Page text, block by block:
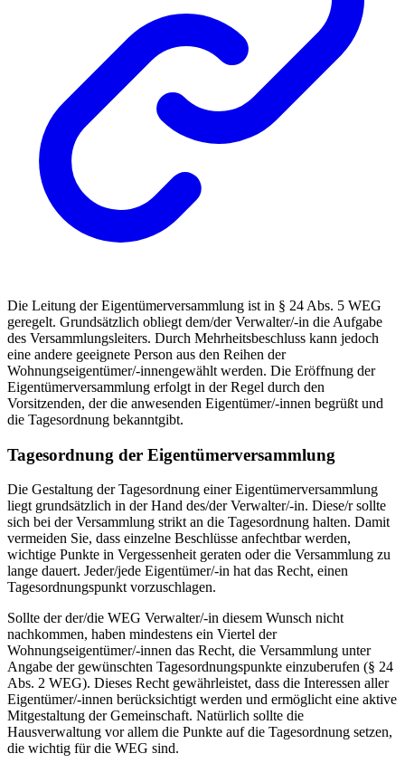
Die Leitung der Eigentümerversammlung ist in § 24 Abs. 5 WEG
geregelt. Grundsätzlich obliegt dem/der Verwalter/-in die Aufgabe
des Versammlungsleiters. Durch Mehrheitsbeschluss kann jedoch
eine andere geeignete Person aus den Reihen der
Wohnungseigentümer/-innengewählt werden. Die Eröffnung der
Eigentümerversammlung erfolgt in der Regel durch den
Vorsitzenden, der die anwesenden Eigentümer/-innen begrüßt und
die Tagesordnung bekanntgibt.
Tagesordnung der Eigentümerversammlung
Die Gestaltung der Tagesordnung einer Eigentümerversammlung
liegt grundsätzlich in der Hand des/der Verwalter/-in. Diese/r sollte
sich bei der Versammlung strikt an die Tagesordnung halten. Damit
vermeiden Sie, dass einzelne Beschlüsse anfechtbar werden,
wichtige Punkte in Vergessenheit geraten oder die Versammlung zu
lange dauert. Jeder/jede Eigentümer/-in hat das Recht, einen
Tagesordnungspunkt vorzuschlagen.
Sollte der der/die WEG Verwalter/-in diesem Wunsch nicht
nachkommen, haben mindestens ein Viertel der
Wohnungseigentümer/-innen das Recht, die Versammlung unter
Angabe der gewünschten Tagesordnungspunkte einzuberufen (§ 24
Abs. 2 WEG). Dieses Recht gewährleistet, dass die Interessen aller
Eigentümer/-innen berücksichtigt werden und ermöglicht eine aktive
Mitgestaltung der Gemeinschaft. Natürlich sollte die
Hausverwaltung vor allem die Punkte auf die Tagesordnung setzen,
die wichtig für die WEG sind.